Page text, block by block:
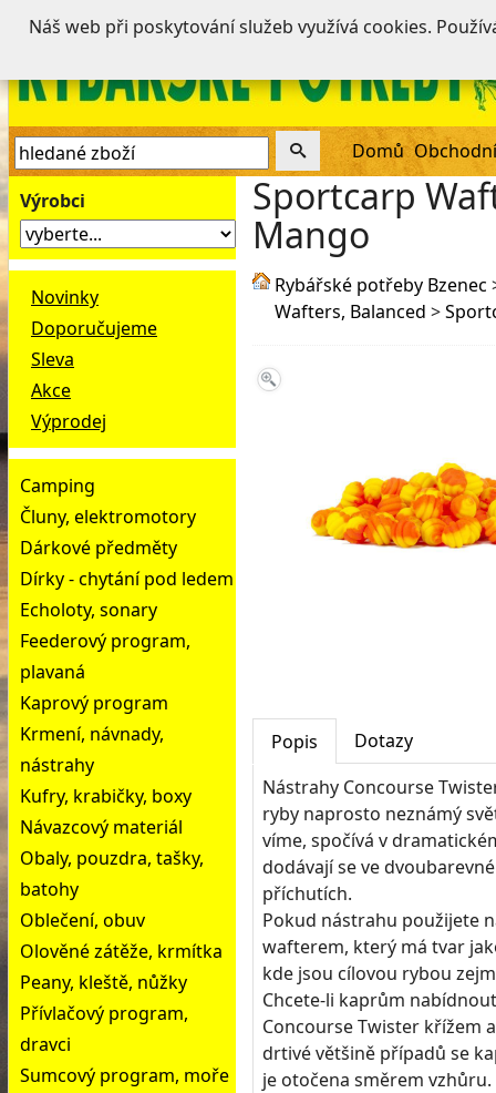
Domů
Výrobci
Novinky
Doporučujeme
Sleva
Akce
Výprodej
Camping
Čluny, elektromotory
Dárkové předměty
Dírky - chytání pod ledem
Echoloty, sonary
Feederový program,
plavaná
Kaprový program
Krmení, návnady,
nástrahy
Kufry, krabičky, boxy
Návazcový materiál
Obaly, pouzdra, tašky,
batohy
Oblečení, obuv
Olověné zátěže, krmítka
Peany, kleště, nůžky
Přívlačový program,
dravci
Sumcový program, moře
Sportcarp
Mango
Rybářské potřeby Bzenec
Wafters, Balanced >
Popis
Dotazy
Nástrahy Concourse
ryby naprosto neznámý
víme, spočívá v
dodávají se ve
příchutích.
Pokud nástrahu použijete
wafterem, který má tvar
kde jsou cílovou rybou
Chcete-li kaprům
Concourse Twister křížem
drtivé většině případů se
je otočena směrem vzhůru.
Náš web při poskytování služeb využívá cookies.